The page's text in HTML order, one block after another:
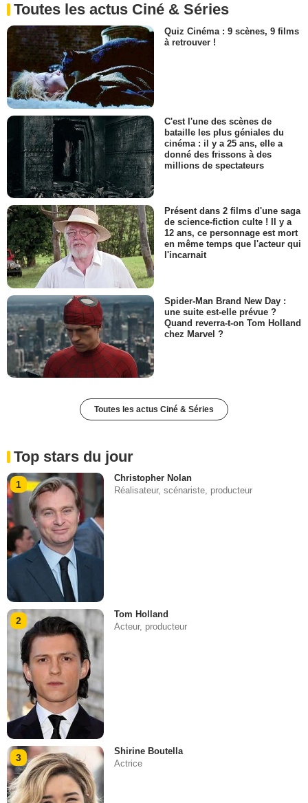
Toutes les actus Ciné & Séries
Quiz Cinéma : 9 scènes, 9 films
à retrouver !
C'est l'une des scènes de
bataille les plus géniales du
cinéma : il y a 25 ans, elle a
donné des frissons à des
millions de spectateurs
Présent dans 2 films d'une saga
de science-fiction culte ! Il y a
12 ans, ce personnage est mort
en même temps que l'acteur qui
l'incarnait
Spider-Man Brand New Day :
une suite est-elle prévue ?
Quand reverra-t-on Tom Holland
chez Marvel ?
Toutes les actus Ciné & Séries
Top stars du jour
1
Christopher Nolan
Réalisateur, scénariste, producteur
2
Tom Holland
Acteur, producteur
3
Shirine Boutella
Actrice